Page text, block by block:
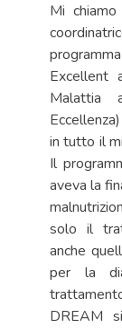
Mi
Excellent
Malattia
in tutto il
Il
aveva la
solo il
anche
per la
DREAM